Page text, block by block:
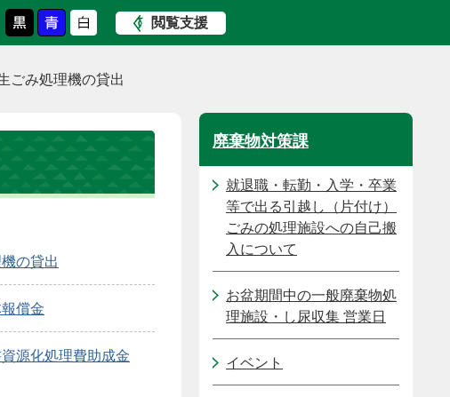
閲覧支援
ごみ処理機の貸出
の貸出
償金
源化処理費助成金
廃棄物対策課
就退職・転勤・入学・卒業
等で出る引越し（片付け）
ごみの処理施設への自己搬
入について
お盆期間中の一般廃棄物処
理施設・し尿収集 営業日
イベント